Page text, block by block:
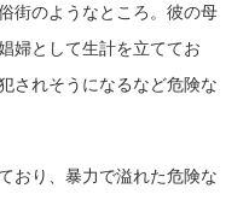
街のようなところ。彼の母
婦として生計を立ててお
されそうになるなど危険な
おり、暴力で溢れた危険な